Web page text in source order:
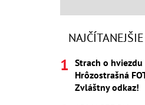
NAJČÍTANEJŠIE
Strach o hviezdu
Hrôzostrašná
Zvláštny odkaz!